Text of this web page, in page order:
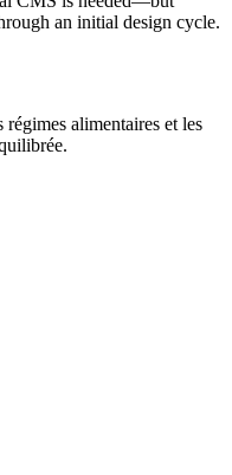
an initial design cycle.
alimentaires et les